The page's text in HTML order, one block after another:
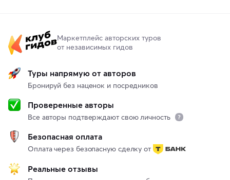
Маркетплейс авторских туров
от независимых гидов
Туры напрямую от авторов
Бронируй без наценок и посредников
Проверенные авторы
Все авторы подтверждают свою личность
Безопасная оплата
Оплата через безопасную сделку от
Реальные отзывы